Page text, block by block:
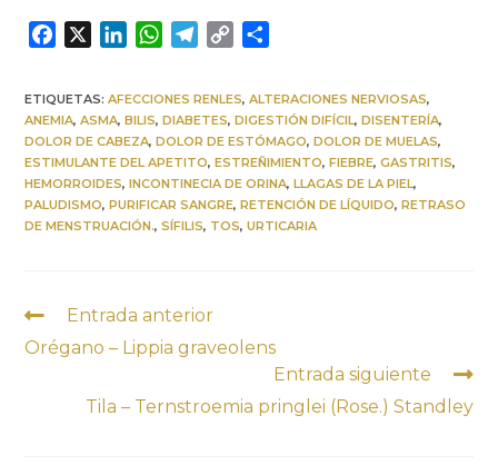
e
b
o
o
k
k
e
d
I
n
W
t
s
A
p
p
e
g
r
a
m
y
L
i
n
k
p
a
r
t
i
ETIQUETAS:AFECCIONES RENLES, ALTERACIONES NERVIOSAS,
ANEMIA, ASMA, BILIS, DIABETES, DIGESTIÓN DIFÍCIL, DISENTERÍA,
DOLOR DE CABEZA, DOLOR DE ESTÓMAGO, DOLOR DE MUELAS,
ESTIMULANTE DEL APETITO, ESTREÑIMIENTO, FIEBRE, GASTRITIS,
HEMORROIDES, INCONTINECIA DE ORINA, LLAGAS DE LA PIEL,
PALUDISMO, PURIFICAR SANGRE, RETENCIÓN DE LÍQUIDO, RETRASO
DE MENSTRUACIÓN., SÍFILIS, TOS, URTICARIA
Entrada anterior
Orégano – Lippia graveolens
Entrada siguiente
Tila – Ternstroemia pringlei (Rose.) Standley